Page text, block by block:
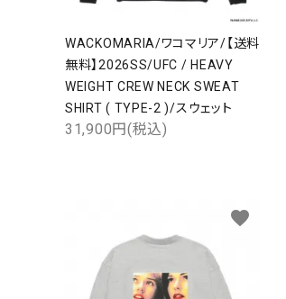
WACKOMARIA/ワコマリア/【送料
無料】2026SS/UFC / HEAVY
WEIGHT CREW NECK SWEAT
SHIRT ( TYPE-2 )/スウェット
31,900円(税込)
favorite